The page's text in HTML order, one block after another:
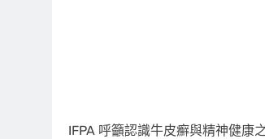
IFPA 呼籲認識牛皮癬與精神健康